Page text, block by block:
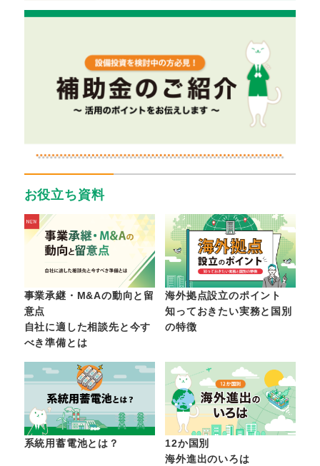
お役立ち資料
事業承継・M&Aの動向と留
意点
自社に適した相談先と今す
べき準備とは
海外拠点設立のポイント
知っておきたい実務と国別
の特徴
系統用蓄電池とは？
12か国別
海外進出のいろは